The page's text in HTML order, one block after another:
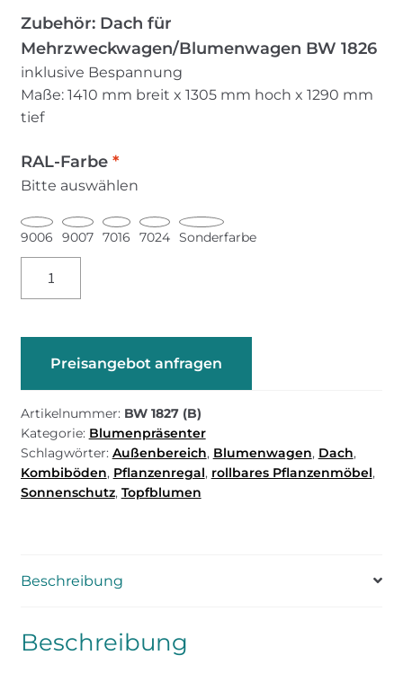
Zubehör: Dach für
Mehrzweckwagen/Blumenwagen BW 1826
inklusive Bespannung
Maße: 1410 mm breit x 1305 mm hoch x 1290 mm
tief
RAL-Farbe *
Bitte auswählen
9006 9007 7016 7024 Sonderfarbe
Dach
1826
Menge
Preisangebot anfragen
Artikelnummer: BW 1827 (B)
Kategorie: Blumenpräsenter
Schlagwörter: Außenbereich, Blumenwagen, Dach,
Kombiböden, Pflanzenregal, rollbares Pflanzenmöbel,
Sonnenschutz, Topfblumen
Beschreibung
Beschreibung